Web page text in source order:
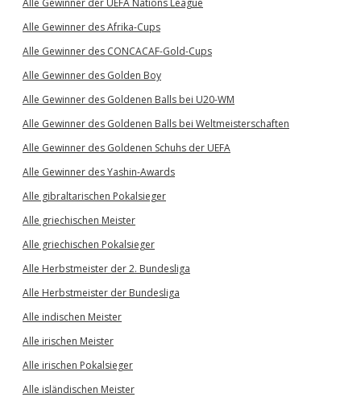
Alle Gewinner der UEFA Nations League
Alle Gewinner des Afrika-Cups
Alle Gewinner des CONCACAF-Gold-Cups
Alle Gewinner des Golden Boy
Alle Gewinner des Goldenen Balls bei U20-WM
Alle Gewinner des Goldenen Balls bei Weltmeisterschaften
Alle Gewinner des Goldenen Schuhs der UEFA
Alle Gewinner des Yashin-Awards
Alle gibraltarischen Pokalsieger
Alle griechischen Meister
Alle griechischen Pokalsieger
Alle Herbstmeister der 2. Bundesliga
Alle Herbstmeister der Bundesliga
Alle indischen Meister
Alle irischen Meister
Alle irischen Pokalsieger
Alle isländischen Meister